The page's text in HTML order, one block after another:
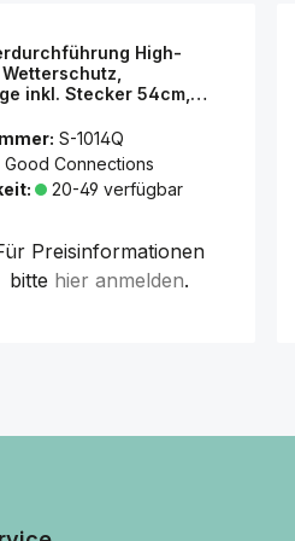
High-
inkl. Stecker 54cm,
S-1014Q
Good Connections
20-49 verfügbar
Preisinformationen
bitte hier anmelden.